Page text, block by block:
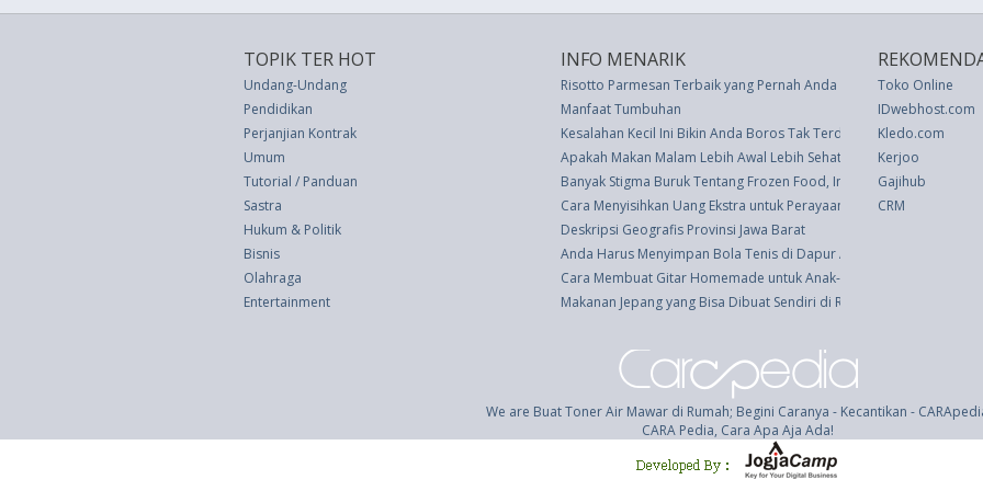
TOPIK TER HOT
Undang-Undang
Pendidikan
Perjanjian Kontrak
Umum
Tutorial / Panduan
Sastra
Hukum & Politik
Bisnis
Olahraga
Entertainment
INFO MENARIK
Risotto Parmesan Terbaik yang Pernah Anda Rasakan
Manfaat Tumbuhan
Kesalahan Kecil Ini Bikin Anda Boros Tak Terduga
Apakah Makan Malam Lebih Awal Lebih Sehat? Simak Penjelasannya
Banyak Stigma Buruk Tentang Frozen Food, Ini Jawabannya
Cara Menyisihkan Uang Ekstra untuk Perayaan Natal
Deskripsi Geografis Provinsi Jawa Barat
Anda Harus Menyimpan Bola Tenis di Dapur Anda - Inilah Alasannya
Cara Membuat Gitar Homemade untuk Anak-anak
Makanan Jepang yang Bisa Dibuat Sendiri di Rumah (2)
Toko Online
IDwebhost.com
Kledo.com
Kerjoo
Gajihub
CRM
We are Buat Toner Air Mawar di Rumah; Begini Caranya - Kecantikan -
CARA Pedia, Cara Apa Aja Ada!